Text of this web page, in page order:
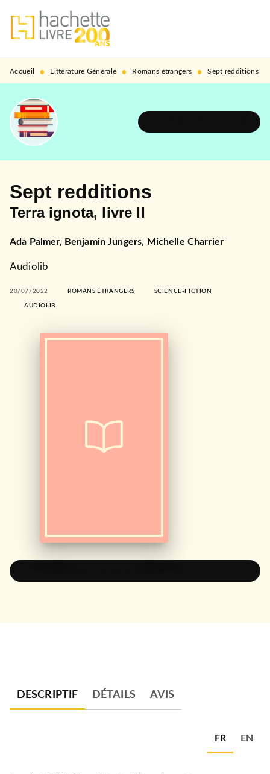
MENU RECHERCHE
PIED DE PAGE
Accueil • Littérature Générale • Romans étrangers • Sept redditions
Sept redditions
Terra ignota, livre II
Ada Palmer, Benjamin Jungers, Michelle Charrier
Audiolib
20/07/2022 ROMANS ÉTRANGERS SCIENCE-FICTION
AUDIOLIB
DESCRIPTIF DÉTAILS AVIS
FR EN